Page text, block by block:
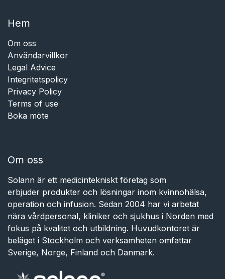
Hem​​
Om oss
Användarvillkor
Legal Advice
Integritetspolicy
Privacy Policy
Terms of use
Boka möte
Om oss
Solann är ett medicintekniskt företag som
erbjuder produkter och lösningar inom kvinnohälsa,
operation och infusion. Sedan 2004 har vi arbetat
nära vårdpersonal, kliniker och sjukhus i Norden med
fokus på kvalitet och utbildning. Huvudkontoret är
beläget i Stockholm och verksamheten omfattar
Sverige, Norge, Finland och Danmark.